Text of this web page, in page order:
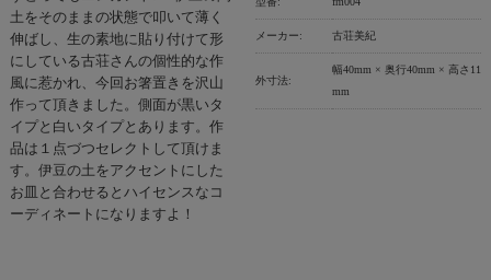
土をそのままの状態で叩いて薄く
伸ばし、生の素地に貼り付けて形
にしている古荘さんの個性的な作
風に惹かれ、今回お箸置きを沢山
作って頂きました。側面が黒いタ
イプと白いタイプとあります。作
品は１点づつセレクトして頂けま
す。伊豆の土をアクセントにした
お皿と合わせるとハイセンスなコ
ーディネートになりますよ！
メーカー: 古荘美紀
外寸法:
幅40mm × 奥行40mm × 高さ11
mm